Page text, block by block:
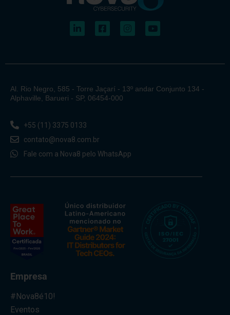
Al. Rio Negro, 585 - Torre Jaçarí - 13º andar Conjunto 134 -
Alphaville, Barueri - SP, 06454-000
+55 (11) 3375 0133
contato@nova8.com.br
Fale com a Nova8 pelo WhatsApp
Empresa
#Nova8é10!
Eventos